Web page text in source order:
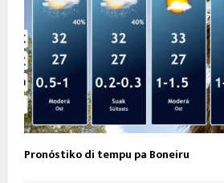
Pronóstiko di tempu pa Boneiru